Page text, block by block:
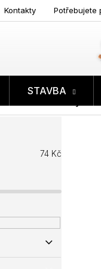
Kontakty Potřebujete
NÁKUPNÍ
STAVBA
74 Kč